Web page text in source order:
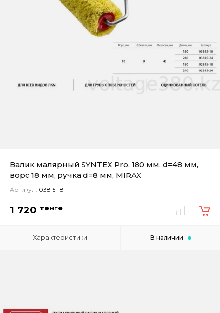
Валик малярный SYNTEX Pro, 180 мм, d=48 мм,
ворс 18 мм, ручка d=8 мм, MIRAX
Артикул: 03815-18
1 720 тенге
Характеристики В наличии